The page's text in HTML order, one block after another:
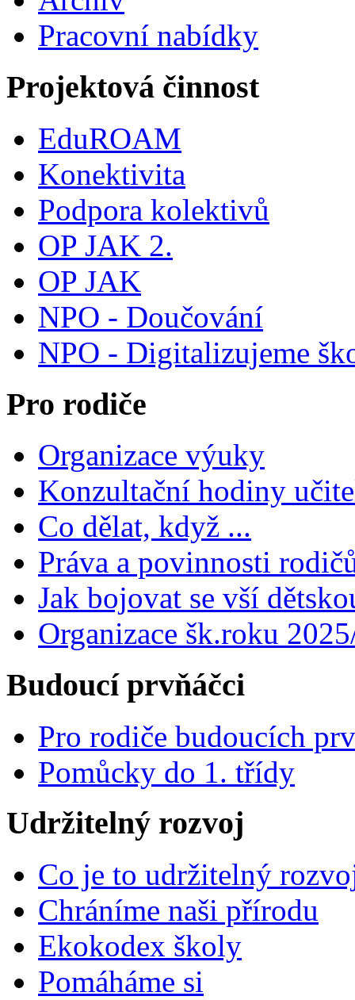
Pracovní nabídky
Projektová činnost
EduROAM
Konektivita
Podpora kolektivů
OP JAK 2.
OP JAK
NPO - Doučování
NPO - Digitalizujeme
Pro rodiče
Organizace výuky
Konzultační hodiny
Co dělat, když ...
Práva a povinnosti
Jak bojovat se vší
Organizace šk.roku
Budoucí prvňáčci
Pro rodiče budoucích
Pomůcky do 1. třídy
Udržitelný rozvoj
Co je to udržitelný
Chráníme naši přírodu
Ekokodex školy
Pomáháme si